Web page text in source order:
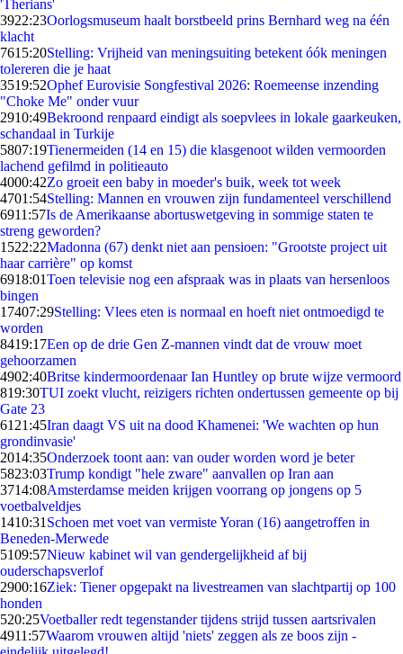
'Therians'
3922:23Oorlogsmuseum haalt borstbeeld prins Bernhard weg na één
klacht
7615:20Stelling: Vrijheid van meningsuiting betekent óók meningen
tolereren die je haat
3519:52Ophef Eurovisie Songfestival 2026: Roemeense inzending
"Choke Me" onder vuur
2910:49Bekroond renpaard eindigt als soepvlees in lokale gaarkeuken,
schandaal in Turkije
5807:19Tienermeiden (14 en 15) die klasgenoot wilden vermoorden
lachend gefilmd in politieauto
4000:42Zo groeit een baby in moeder's buik, week tot week
4701:54Stelling: Mannen en vrouwen zijn fundamenteel verschillend
6911:57Is de Amerikaanse abortuswetgeving in sommige staten te
streng geworden?
1522:22Madonna (67) denkt niet aan pensioen: "Grootste project uit
haar carrière" op komst
6918:01Toen televisie nog een afspraak was in plaats van hersenloos
bingen
17407:29Stelling: Vlees eten is normaal en hoeft niet ontmoedigd te
worden
8419:17Een op de drie Gen Z-mannen vindt dat de vrouw moet
gehoorzamen
4902:40Britse kindermoordenaar Ian Huntley op brute wijze vermoord
819:30TUI zoekt vlucht, reizigers richten ondertussen gemeente op bij
Gate 23
61 21:45Iran daagt VS uit na dood Khamenei: 'We wachten op hun
grondinvasie'
2014:35Onderzoek toont aan: van ouder worden word je beter
5823:03Trump kondigt "hele zware" aanvallen op Iran aan
3714:08Amsterdamse meiden krijgen voorrang op jongens op 5
voetbalveldjes
1410:31 Schoen met voet van vermiste Yoran (16) aangetroffen in
Beneden-Merwede
5109:57Nieuw kabinet wil van gendergelijkheid af bij
ouderschapsverlof
2900:16Ziek: Tiener opgepakt na livestreamen van slachtpartij op 100
honden
520:25Voetballer redt tegenstander tijdens strijd tussen aartsrivalen
4911:57Waarom vrouwen altijd 'niets' zeggen als ze boos zijn -